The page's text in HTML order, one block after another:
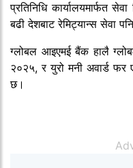
प्रतिनिधि कार्यालयमार्फत
बढी देशबाट रेमिट्यान्स सेवा
ग्लोबल आइएमई बैंक हालै
२०२५, र युरो मनी अवार्ड
छ।